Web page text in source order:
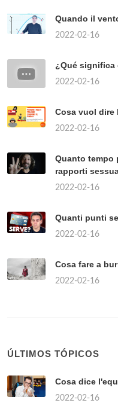
Quando il
2022-02-16
¿Qué significa
2022-02-16
Cosa vuol dire
2022-02-16
Quanto tempo
rapporti
2022-02-16
Quanti punti
2022-02-16
Cosa fare a
2022-02-16
ÚLTIMOS TÓPICOS
Cosa dice
2022-02-16